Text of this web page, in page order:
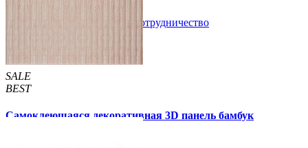
Сотрудничество
SALE
BEST
Самоклеющаяся декоративная 3D панель бамбук